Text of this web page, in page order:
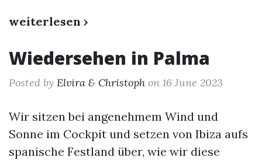
weiterlesen ›
Wiedersehen in Palma
Posted by Elvira & Christoph on 16 June 2023
Wir sitzen bei angenehmem Wind und
Sonne im Cockpit und setzen von Ibiza aufs
spanische Festland über, wie wir diese